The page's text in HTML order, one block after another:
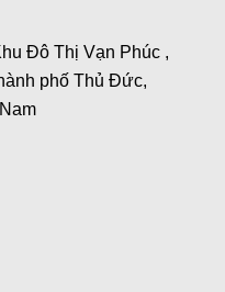
Đô Thị Vạn Phúc ,
phố Thủ Đức,